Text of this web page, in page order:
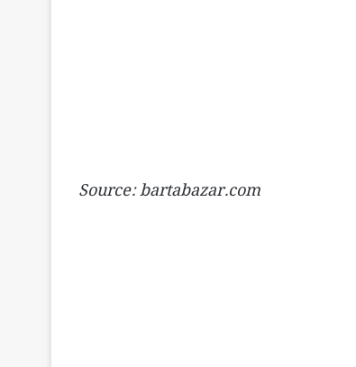
Source: bartabazar.com